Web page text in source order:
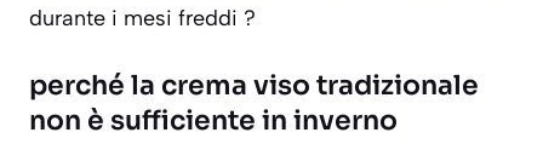
durante i mesi freddi ?
perché la crema viso tradizionale
non è sufficiente in inverno